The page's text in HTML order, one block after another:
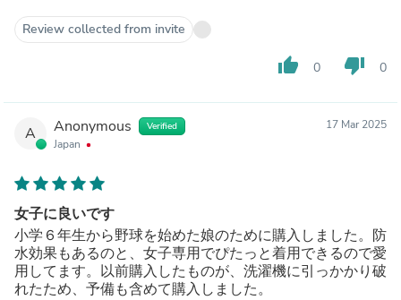
Review collected from invite
thumb_up 0 thumb_down 0
A Anonymous Verified
Japan
17 Mar 2025
女子に良いです
小学６年生から野球を始めた娘のために購入しました。防
水効果もあるのと、女子専用でぴたっと着用できるので愛
用してます。以前購入したものが、洗濯機に引っかかり破
れたため、予備も含めて購入しました。